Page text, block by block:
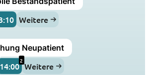
Weitere
Neupatient
14:00
2
Weitere